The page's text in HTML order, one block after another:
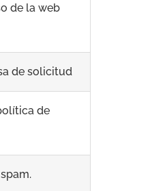
de la web
de solicitud
de